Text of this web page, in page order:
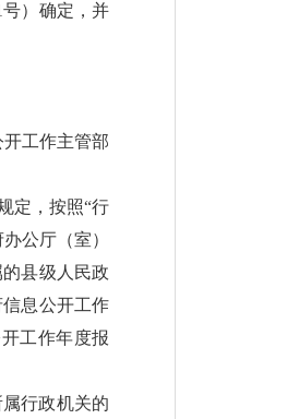
）确定，并
工作主管部
定，按照“行
公厅（室）
县级人民政
息公开工作
工作年度报
行政机关的